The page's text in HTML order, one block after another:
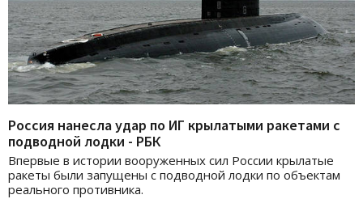
Россия нанесла удар по ИГ крылатыми ракетами с
подводной лодки - РБК
Впервые в истории вооруженных сил России крылатые
ракеты были запущены с подводной лодки по объектам
реального противника.